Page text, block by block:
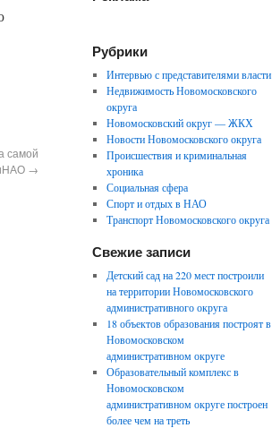
самой
→
Рубрики
Интервью с представителями власти
Недвижимость Новомосковского
округа
Новомосковский округ — ЖКХ
Новости Новомосковского округа
Происшествия и криминальная
хроника
Социальная сфера
Спорт и отдых в НАО
Транспорт Новомосковского округа
Свежие записи
Детский сад на 220 мест построили
на территории Новомосковского
административного округа
18 объектов образования построят в
Новомосковском
административном округе
Образовательный комплекс в
Новомосковском
административном округе построен
более чем на треть